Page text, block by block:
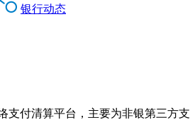
银行动态
支付清算平台，主要为非银第三方